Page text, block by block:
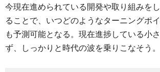
今現在進められている開発や取り組みを
ることで、いつどのようなターニングポ
も予測可能となる。現在進捗している小
ず、しっかりと時代の波を乗りこなそう。